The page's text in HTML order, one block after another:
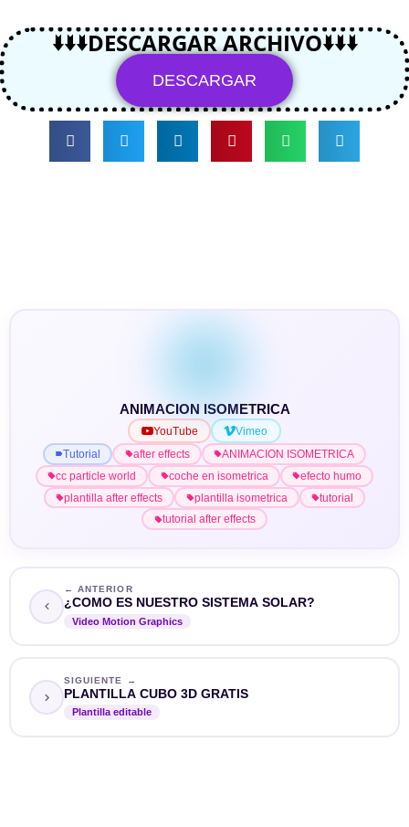
🢛🢛🢛DESCARGAR ARCHIVO🢛🢛🢛
DESCARGAR
ANIMACION ISOMETRICA
YouTube Vimeo
Tutorial after effects
ANIMACION ISOMETRICA
cc particle world
coche en isometrica
efecto humo
plantilla after effects
plantilla isometrica
tutorial
tutorial after effects
← ANTERIOR
¿COMO ES NUESTRO SISTEMA SOLAR?
Video Motion Graphics
SIGUIENTE →
PLANTILLA CUBO 3D GRATIS
Plantilla editable